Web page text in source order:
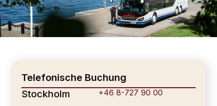
Telefonische Buchung
Stockholm
+46 8-727 90 00